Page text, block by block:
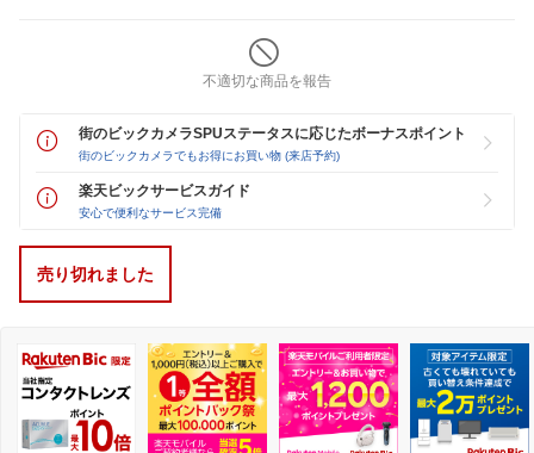
不適切な商品を報告
街のビックカメラSPUステータスに応じたボーナスポイント
街のビックカメラでもお得にお買い物 (来店予約)
楽天ビックサービスガイド
安心で便利なサービス完備
売り切れました